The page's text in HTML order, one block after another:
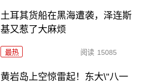
土耳其货船在黑海遭袭，泽连斯
基又惹了大麻烦
最热 阅读 15085
黄岩岛上空惊雷起！东大\"八一